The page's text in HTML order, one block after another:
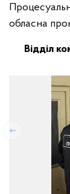
обласна
Відділ